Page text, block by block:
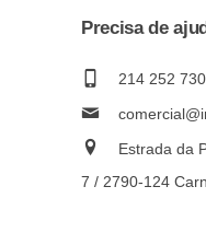
Precisa de
214 252 730
Estrada da
7 / 2790-124